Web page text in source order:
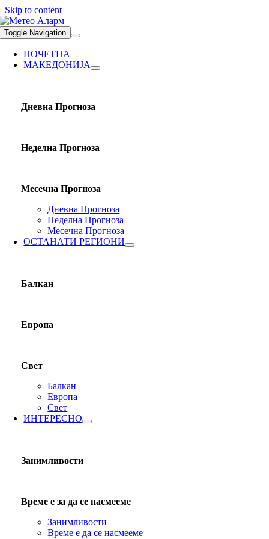
Skip to content
Toggle Navigation
ПОЧЕТНА
МАКЕДОНИЈА
Дневна Прогноза
Неделна Прогноза
Месечна Прогноза
Дневна Прогноза
Неделна Прогноза
Месечна Прогноза
ОСТАНАТИ РЕГИОНИ
Балкан
Европа
Свет
Балкан
Европа
Свет
ИНТЕРЕСНО
Занимливости
Време е за да се насмееме
Занимливости
Време е да се насмееме